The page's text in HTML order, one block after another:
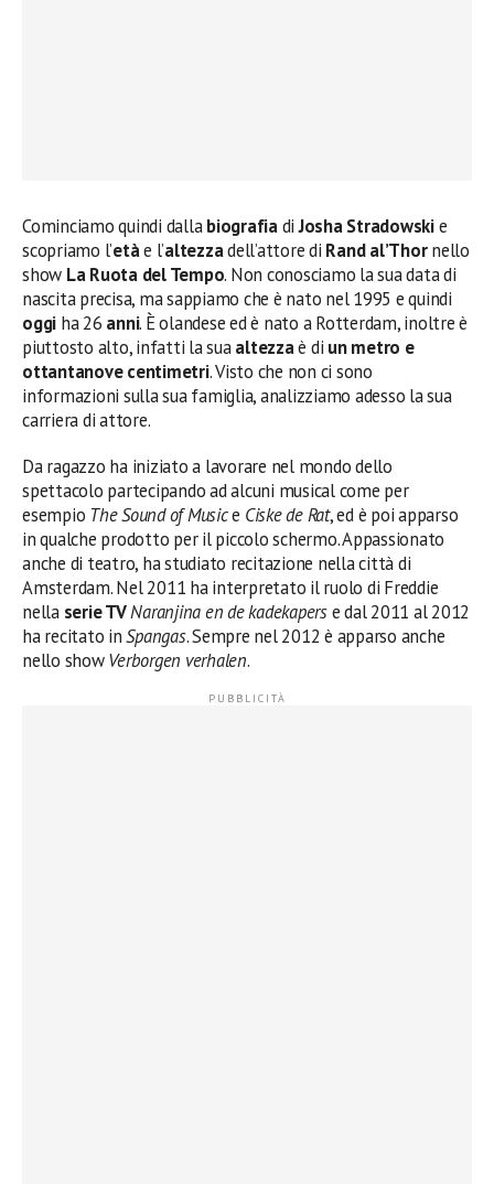
Cominciamo quindi dallabiografiadiJosha Stradowskie
scopriamo l’etàe l’altezzadell’attore di Rand al’Thornello
show La Ruota del Tempo. Non conosciamo la sua data di
nascita precisa, ma sappiamo che è nato nel 1995 e quindi
oggi ha 26 anni. È olandese ed è nato a Rotterdam, inoltre è
piuttosto alto, infatti la suaaltezzaè di un metro e
ottantanove centimetri. Visto che non ci sono
informazioni sulla sua famiglia, analizziamo adesso la sua
carriera di attore.
Da ragazzo ha iniziato a lavorare nel mondo dello
spettacolo partecipando ad alcuni musical come per
esempio The Sound of Musice Ciske de Rat, ed è poi apparso
in qualche prodotto per il piccolo schermo. Appassionato
anche di teatro, ha studiato recitazione nella città di
Amsterdam. Nel 2011 ha interpretato il ruolo di Freddie
nellaserie TVNaranjina en de kadekaperse dal 2011 al 2012
ha recitato inSpangas. Sempre nel 2012 è apparso anche
nello showVerborgen verhalen.